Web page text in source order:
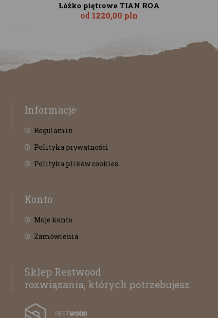
Łóżko piętrowe TIAN ROA
od 1220,00 pln
Informacje
Regulamin
Polityka prywatności
Polityka plików cookies
Konto
Moje konto
Zamówienia
Sklep Restwood
rozwiązania, których potrzebujesz